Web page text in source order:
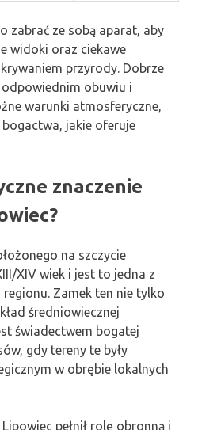
zabrać ze sobą aparat, aby
widoki oraz ciekawe
przyrody. Dobrze
obuwiu i
warunki atmosferyczne,
bogactwa, jakie oferuje
znaczenie
na szczycie
XIV wiek i jest to jedna z
Zamek ten nie tylko
średniowiecznej
świadectwem bogatej
gdy tereny te były
w obrębie lokalnych
pełnił rolę obronną i